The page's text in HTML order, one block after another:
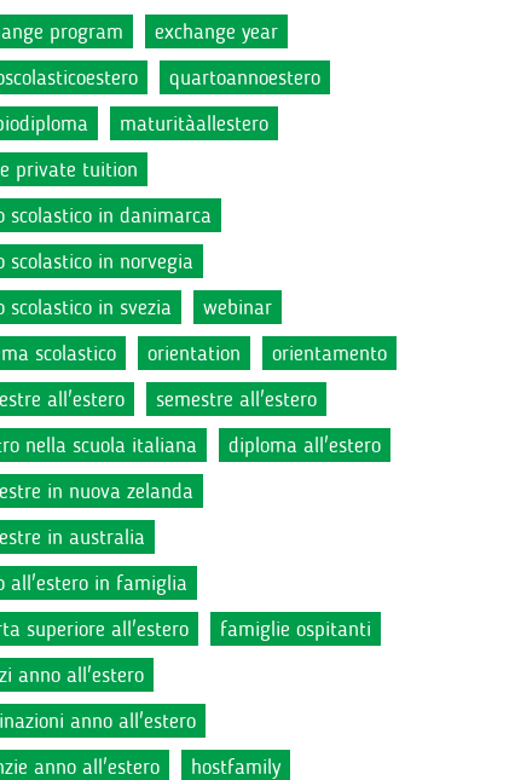
program
exchange year
quartoannoestero
maturitàallestero
private tuition
scolastico in danimarca
scolastico in norvegia
scolastico in svezia
webinar
scolastico
orientation
orientamento
all'estero
semestre all'estero
nella scuola italiana
diploma all'estero
in nuova zelanda
in australia
all'estero in famiglia
superiore all'estero
famiglie ospitanti
anno all'estero
anno all'estero
anno all'estero
hostfamily